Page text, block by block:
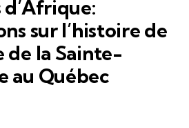
d’Afrique:
sur l’histoire de
de la Sainte-
au Québec